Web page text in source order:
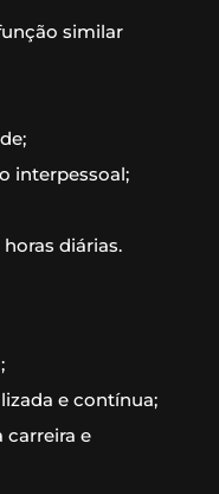
similar
interpessoal;
diárias.
e contínua;
carreira e